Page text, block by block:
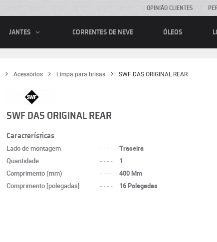
OPINIÃO CLIENTES
JANTES CORRENTES DE NEVE ÓLEOS
Acessórios Limpa para brisas SWF DAS ORIGINAL REAR
SWF DAS ORIGINAL REAR
Características
Lado de montagem ----
Traseira
Quantidade
----
1
Comprimento (mm)
----
400 Mm
Comprimento [polegadas]
---- 16 Polegadas